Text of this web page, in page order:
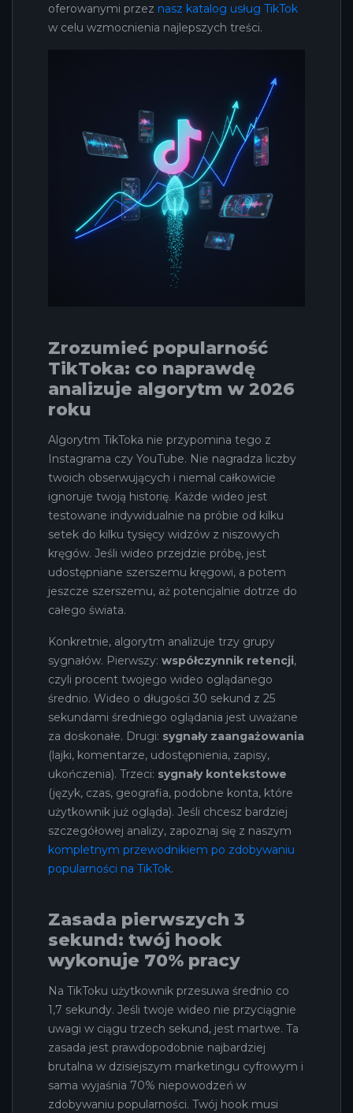
oferowanymi przez nasz katalog usług TikTok
w celu wzmocnienia najlepszych treści.
Zrozumieć popularność
TikToka: co naprawdę
analizuje algorytm w 2026
roku
Algorytm TikToka nie przypomina tego z
Instagrama czy YouTube. Nie nagradza liczby
twoich obserwujących i niemal całkowicie
ignoruje twoją historię. Każde wideo jest
testowane indywidualnie na próbie od kilku
setek do kilku tysięcy widzów z niszowych
kręgów. Jeśli wideo przejdzie próbę, jest
udostępniane szerszemu kręgowi, a potem
jeszcze szerszemu, aż potencjalnie dotrze do
całego świata.
Konkretnie, algorytm analizuje trzy grupy
sygnałów. Pierwszy: współczynnik retencji,
czyli procent twojego wideo oglądanego
średnio. Wideo o długości 30 sekund z 25
sekundami średniego oglądania jest uważane
za doskonałe. Drugi: sygnały zaangażowania
(lajki, komentarze, udostępnienia, zapisy,
ukończenia). Trzeci: sygnały kontekstowe
(język, czas, geografia, podobne konta, które
użytkownik już ogląda). Jeśli chcesz bardziej
szczegółowej analizy, zapoznaj się z naszym
kompletnym przewodnikiem po zdobywaniu
popularności na TikTok.
Zasada pierwszych 3
sekund: twój hook
wykonuje 70% pracy
Na TikToku użytkownik przesuwa średnio co
1,7 sekundy. Jeśli twoje wideo nie przyciągnie
uwagi w ciągu trzech sekund, jest martwe. Ta
zasada jest prawdopodobnie najbardziej
brutalna w dzisiejszym marketingu cyfrowym i
sama wyjaśnia 70% niepowodzeń w
zdobywaniu popularności. Twój hook musi